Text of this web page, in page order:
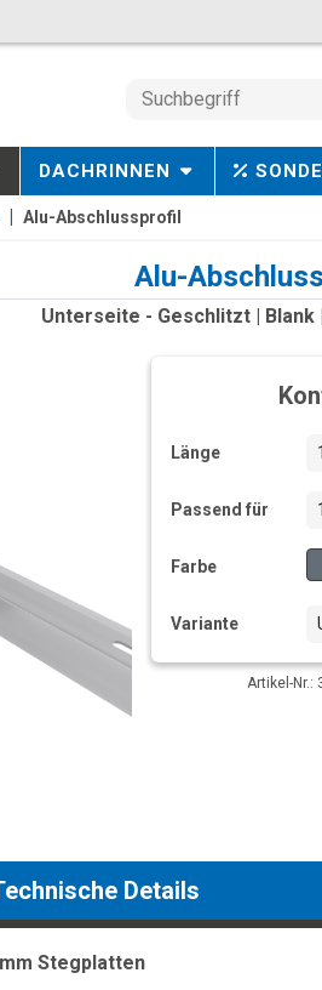
DACHRINNEN
Alu-Abschlussprofil
Alu-
Unterseite - Geschlitzt | Blank
Länge
Passend für
Farbe
Variante
Artikel-Nr.:
Details
Stegplatten